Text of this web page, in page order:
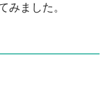
みました。